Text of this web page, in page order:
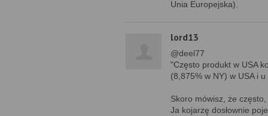
Unia Europejska).
lord13
@deel77
"Często produkt w USA
(8,875% w NY) w USA i
Skoro mówisz, że
Ja kojarzę dosłownie